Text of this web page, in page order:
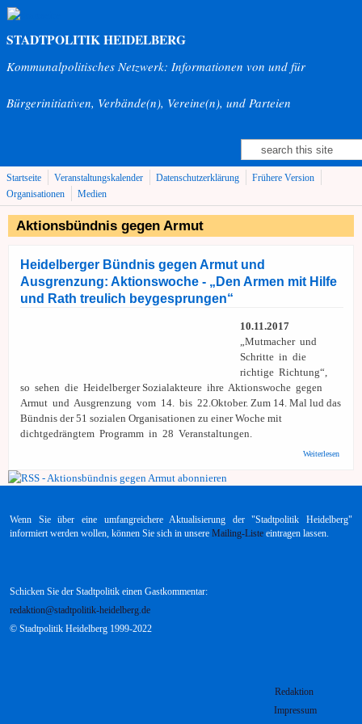
Direkt zum Inhalt
STADTPOLITIK HEIDELBERG
Kommunalpolitisches Netzwerk: Informationen von und für
Bürgerinitiativen, Verbände(n), Vereine(n), und Parteien
Suchformular
Suche
Startseite Veranstaltungskalender Datenschutzerklärung
Frühere Version
Organisationen
Medien
Aktionsbündnis gegen Armut
Heidelberger Bündnis gegen Armut und
Ausgrenzung: Aktionswoche - „Den Armen mit Hilfe
und Rath treulich beygesprungen“
10.11.2017
„Mutmacher und
Schritte in die
richtige Richtung“,
so sehen die Heidelberger Sozialakteure ihre Aktionswoche gegen
Armut und Ausgrenzung vom 14. bis 22.Oktober. Zum 14. Mal lud das
Bündnis der 51 sozialen Organisationen zu einer Woche mit
dichtgedrängtem Programm in 28 Veranstaltungen.
Weiterlesen
Armut
„Den
Wenn Sie über eine umfangreichere Aktualisierung der "Stadtpolitik Heidelberg"
informiert werden wollen, können Sie sich in unsere Mailing-Liste eintragen lassen.
Schicken Sie der Stadtpolitik einen Gastkommentar:
redaktion@stadtpolitik-heidelberg.de
© Stadtpolitik Heidelberg 1999-2022
Redaktion
Impressum